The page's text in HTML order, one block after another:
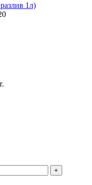
1л)
+